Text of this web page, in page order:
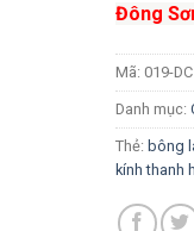
Đông
Mã:019-DC
Danh mục:
Thẻ: bông
kính thanh